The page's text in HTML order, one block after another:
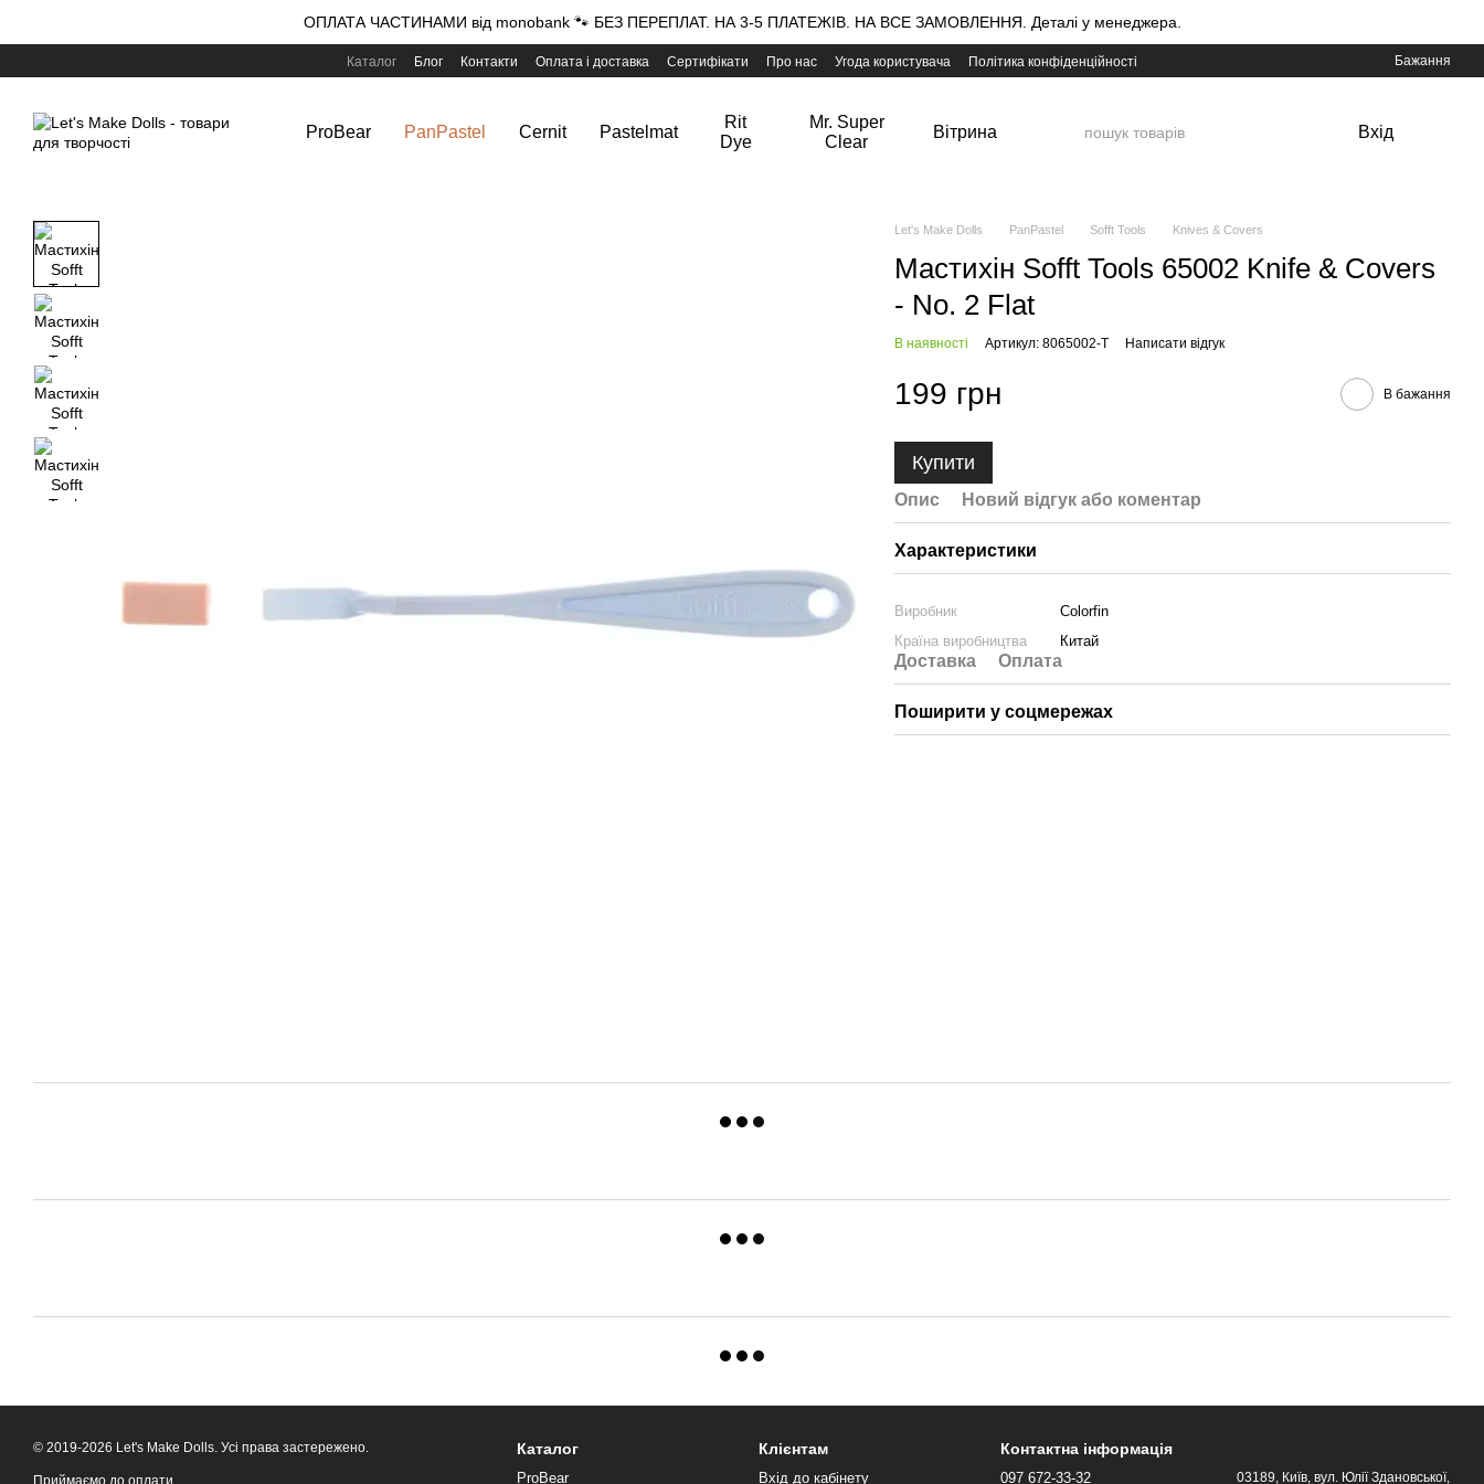
ОПЛАТА ЧАСТИНАМИ від monobank 🐾 БЕЗ ПЕРЕПЛАТ. НА 3-5 ПЛАТЕЖІВ. НА ВСЕ ЗАМОВЛЕННЯ. Деталі у менеджера.
Каталог Блог Контакти Оплата і доставка Сертифікати Про нас Угода користувача Політика конфіденційності Бажання
ProBear PanPastel Cernit Pastelmat
Rit
Dye
Mr. Super
Clear
Вітрина Вхід
Let's Make Dolls PanPastel Sofft Tools Knives & Covers
Мастихін Sofft Tools 65002 Knife & Covers
- No. 2 Flat
В наявності Артикул: 8065002-T Написати відгук
199 грн В бажання
Купити
Опис Новий відгук або коментар
Характеристики
Виробник
Colorfin
Країна виробництва
Китай
Доставка Оплата
Поширити у соцмережах
© 2019-2026 Let's Make Dolls. Усі права застережено. Каталог
ProBear
Клієнтам
Вхід до кабінету
Контактна інформація
097 672-33-32 03189, Київ, вул. Юлії Здановської,